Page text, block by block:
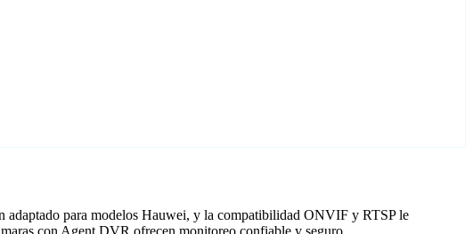
para modelos Hauwei, y la compatibilidad ONVIF y RTSP le